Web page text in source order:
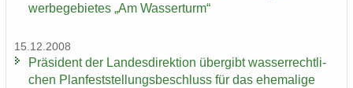
wer­be­ge­bie­tes „Am Was­ser­turm“
15.12.2008
Prä­si­dent der Lan­des­di­rek­ti­on über­gibt was­ser­recht­li­
chen Plan­fest­stel­lungs­be­schluss für das ehe­ma­li­ge